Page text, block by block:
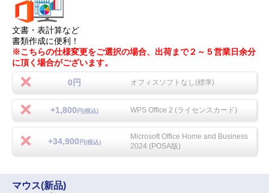
文書・表計算など
書類作成に便利！
※こちらの仕様変更をご選択の場合、出荷まで２～５営業日余分
に頂く場合がございます。
0円 オフィスソフトなし(標準)
+1,800 円(税込) WPS Office 2 (ライセンスカード)
+34,900 円(税込)
Microsoft Office Home and Business
2024 (POSA版)
マウス(新品)